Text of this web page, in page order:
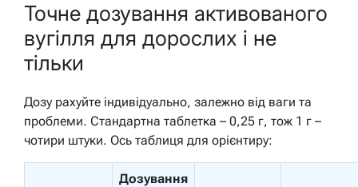
Точне дозування активованого
вугілля для дорослих і не
тільки
Дозу рахуйте індивідуально, залежно від ваги та
проблеми. Стандартна таблетка – 0,25 г, тож 1 г –
чотири штуки. Ось таблиця для орієнтиру:
Дозування